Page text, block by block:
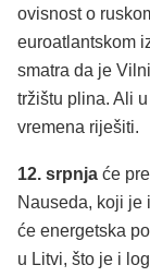
ovisnost o
euroatlantskom
smatra da je
tržištu plina. Ali
vremena riješiti.
12. srpnja će
Nauseda, koji je
će energetska
u Litvi, što je i